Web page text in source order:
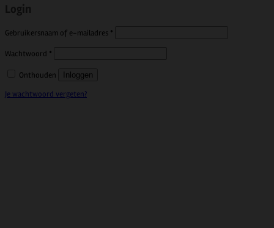
Login
Gebruikersnaam of e-mailadres *
Wachtwoord *
Onthouden Inloggen
Je wachtwoord vergeten?